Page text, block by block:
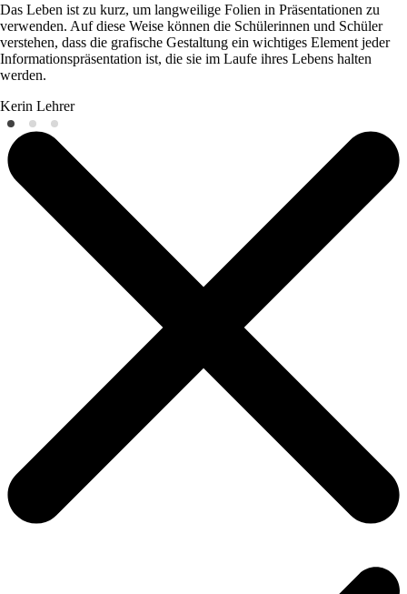
Das Leben ist zu kurz, um langweilige Folien in Präsentationen zu
verwenden. Auf diese Weise können die Schülerinnen und Schüler
verstehen, dass die grafische Gestaltung ein wichtiges Element jeder
Informationspräsentation ist, die sie im Laufe ihres Lebens halten
werden.
Kerin Lehrer